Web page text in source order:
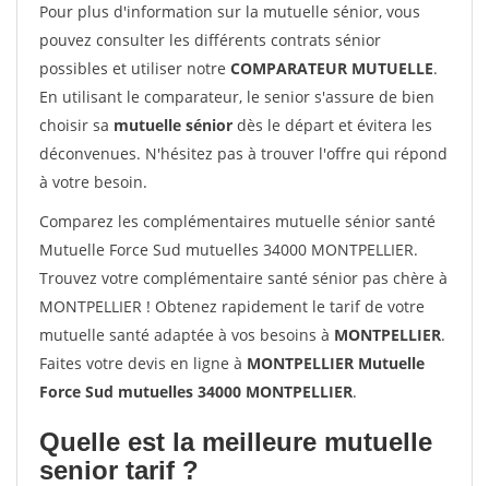
Pour plus d'information sur la mutuelle sénior, vous
pouvez consulter les différents contrats sénior
possibles et utiliser notre COMPARATEUR MUTUELLE.
En utilisant le comparateur, le senior s'assure de bien
choisir sa mutuelle sénior dès le départ et évitera les
déconvenues. N'hésitez pas à trouver l'offre qui répond
à votre besoin.
Comparez les complémentaires mutuelle sénior santé
Mutuelle Force Sud mutuelles 34000 MONTPELLIER.
Trouvez votre complémentaire santé sénior pas chère à
MONTPELLIER ! Obtenez rapidement le tarif de votre
mutuelle santé adaptée à vos besoins à MONTPELLIER.
Faites votre devis en ligne à MONTPELLIER Mutuelle
Force Sud mutuelles 34000 MONTPELLIER.
Quelle est la meilleure mutuelle
senior tarif ?